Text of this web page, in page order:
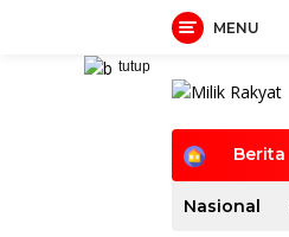
MENU
tutup
H
m
e
Berita
Nasional